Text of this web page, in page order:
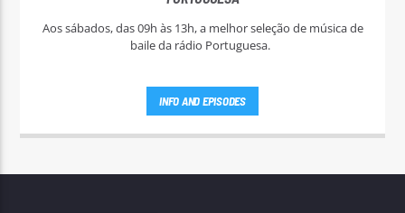
Aos sábados, das 09h às 13h, a melhor seleção de música de
INFO AND EPISODES